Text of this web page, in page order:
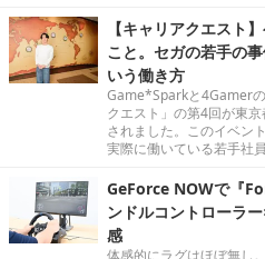
【キャリアクエスト
こと。セガの若手の
いう働き方
Game*Sparkと4Gamer
クエスト」の第4回が東
されました。このイベン
実際に働いている若手社
GeForce NOWで『
ンドルコントローラ
感